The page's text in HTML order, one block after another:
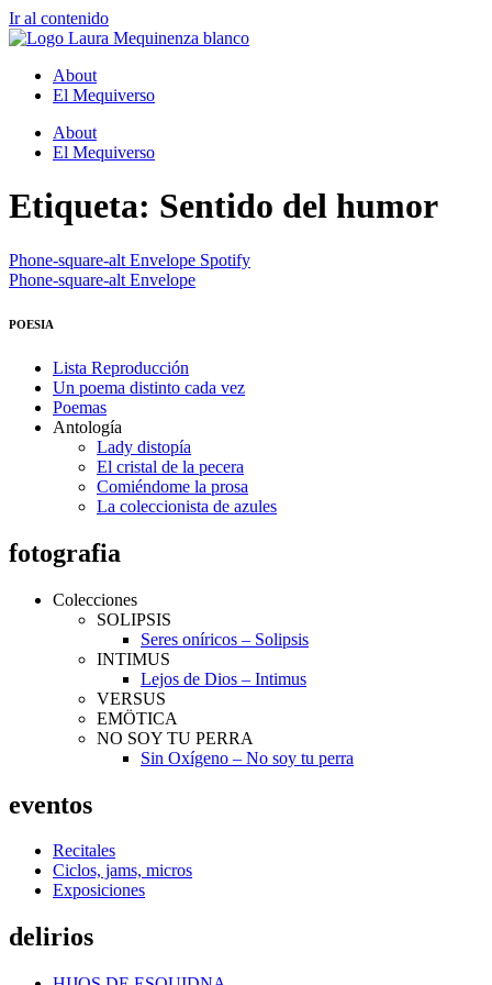
Ir al contenido
About
El Mequiverso
About
El Mequiverso
Etiqueta: Sentido del humor
Phone-square-alt Envelope Spotify
Phone-square-alt Envelope
POESIA
Lista Reproducción
Un poema distinto cada vez
Poemas
Antología
Lady distopía
El cristal de la pecera
Comiéndome la prosa
La coleccionista de azules
fotografia
Colecciones
SOLIPSIS
Seres oníricos – Solipsis
INTIMUS
Lejos de Dios – Intimus
VERSUS
EMÖTICA
NO SOY TU PERRA
Sin Oxígeno – No soy tu perra
eventos
Recitales
Ciclos, jams, micros
Exposiciones
delirios